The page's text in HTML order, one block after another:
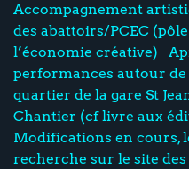
Accompagnement
des abattoirs/PCEC
l’économie créative)
performances autour
quartier de la gare St
Chantier (cf livre aux
Modifications en cours,
recherche sur le site